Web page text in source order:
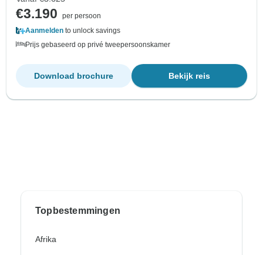
€3.190
per persoon
Aanmelden to unlock savings
Prijs gebaseerd op privé tweepersoonskamer
Bekijk reis
Download brochure
Topbestemmingen
Afrika